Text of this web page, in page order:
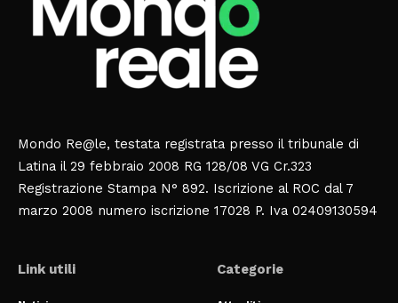
Mondo Re@le, testata registrata presso il tribunale di
Latina il 29 febbraio 2008 RG 128/08 VG Cr.323
Registrazione Stampa N° 892. Iscrizione al ROC dal 7
marzo 2008 numero iscrizione 17028 P. Iva 02409130594
Link utili Categorie